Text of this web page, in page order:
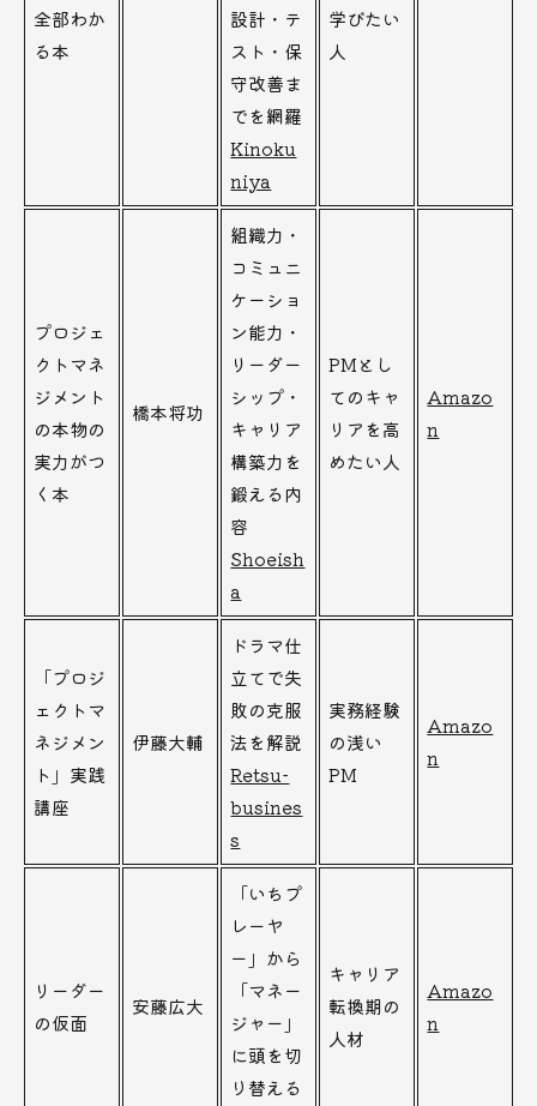
全部わか
る本
設計・テ
スト・保
守改善ま
でを網羅
Kinoku
niya
学びたい
人
プロジェ
クトマネ
ジメント
の本物の
実力がつ
く本
橋本将功
組織力・
コミュニ
ケーショ
ン能力・
リーダー
シップ・
キャリア
構築力を
鍛える内
容
Shoeish
a
PMとし
てのキャ
リアを高
めたい人
Amazo
n
「プロジ
ェクトマ
ネジメン
ト」実践
講座
伊藤大輔
ドラマ仕
立てで失
敗の克服
法を解説
Retsu-
busines
s
実務経験
の浅い
PM
Amazo
n
リーダー
の仮面
安藤広大
「いちプ
レーヤ
ー」から
「マネー
ジャー」
に頭を切
り替える
キャリア
転換期の
人材
Amazo
n